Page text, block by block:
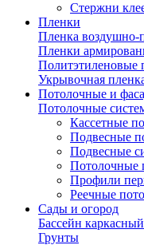
Стержни
Пленки
Пленка воздушно-
Пленки
Политэтиленовые
Укрывочная
Потолочные и
Потолочные
Кассетные
Подвесные
Подвесные
Потолочные
Профили
Реечные
Сады и огород
Бассейн каркасный
Грунты